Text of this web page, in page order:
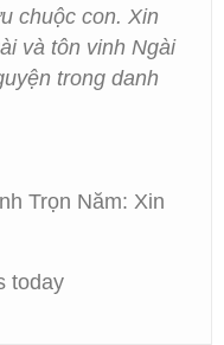
chuộc con. Xin
và tôn vinh Ngài
trong danh
Trọn Năm: Xin
today